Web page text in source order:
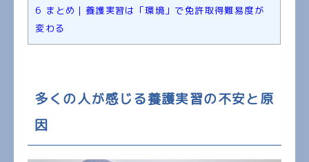
6 まとめ｜養護実習は「環境」で免許取得難易度が
変わる
多くの人が感じる養護実習の不安と原
因